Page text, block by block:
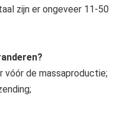
zijn er ongeveer 11-50
de massaproductie;